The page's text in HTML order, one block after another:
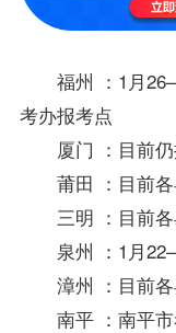
福州 ：1月
考办报考点
厦门 ：目前仍
莆田 ：目前各
三明 ：目前各
泉州 ：1月
漳州 ：目前各
南平 ：南平市